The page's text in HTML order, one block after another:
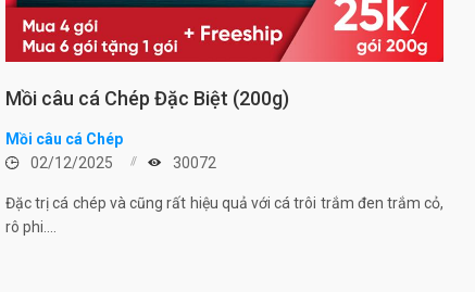
Mồi câu cá Chép Đặc Biệt (200g)
Mồi câu cá Chép
02/12/2025
30072
Đặc trị cá chép và cũng rất hiệu quả với cá trôi trắm đen trắm cỏ,
rô phi....